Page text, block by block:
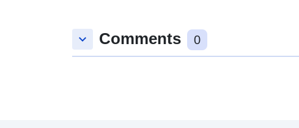
keyboard_arrow_down Comments 0